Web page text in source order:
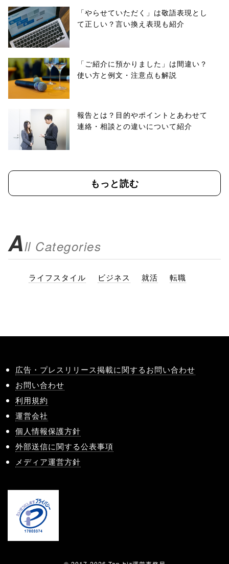
「やらせていただく」は敬語表現とし
て正しい？言い換え表現も紹介
「ご紹介に預かりました」は間違い？
使い方と例文・注意点も解説
報告とは？目的やポイントとあわせて
連絡・相談との違いについて紹介
もっと読む
All Categories
ライフスタイル ビジネス 就活 転職
広告・プレスリリース掲載に関するお問い合わせ
お問い合わせ
利用規約
運営会社
個人情報保護方針
外部送信に関する公表事項
メディア運営方針